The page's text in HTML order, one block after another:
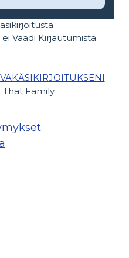
Vaadi Kirjautumista